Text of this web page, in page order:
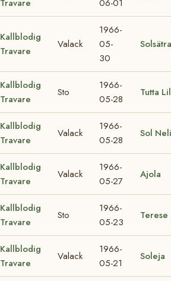
Travare
06-01
Kallblodig
Travare
Valack
1966-
05-
30
Solsätra
Kallblodig
Travare
Sto
1966-
05-28
Tutta
Kallblodig
Travare
Valack
1966-
05-28
Sol Neli
Kallblodig
Travare
Valack
1966-
05-27
Ajola
Kallblodig
Travare
Sto
1966-
05-23
Terese
Kallblodig
Travare
Valack
1966-
05-21
Soleja